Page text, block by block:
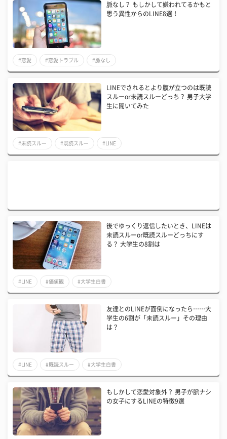
脈なし？ もしかして嫌われてるかもと
思う異性からのLINE8選！
#恋愛 #恋愛トラブル #脈なし
LINEでされるとより腹が立つのは既読
スルーor未読スルーどっち？ 男子大学
生に聞いてみた
#未読スルー #既読スルー #LINE
後でゆっくり返信したいとき、LINEは
未読スルーor既読スルーどっちにす
る？ 大学生の8割は
#LINE #価値観 #大学生白書
友達とのLINEが面倒になったら……大
学生の6割が「未読スルー」その理由
は？
#LINE #既読スルー #大学生白書
もしかして恋愛対象外？ 男子が脈ナシ
の女子にするLINEの特徴9選